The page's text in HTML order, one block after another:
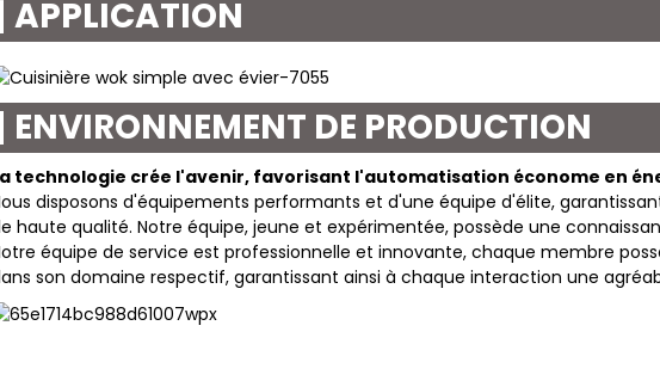
APPLICATION
ENVIRONNEMENT DE PRODUCTION
technologie crée l'avenir, favorisant l'automatisation économe en
disposons d'équipements performants et d'une équipe d'élite,
haute qualité. Notre équipe, jeune et expérimentée, possède une
équipe de service est professionnelle et innovante, chaque membre
son domaine respectif, garantissant ainsi à chaque interaction une